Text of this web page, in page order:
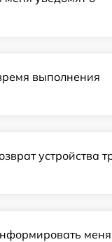
выполнения
устройства